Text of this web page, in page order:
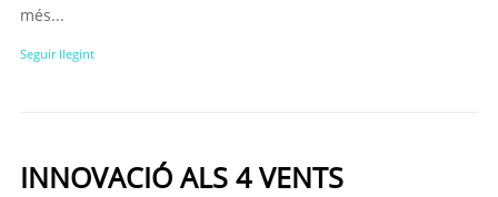
més...
Seguir llegint
INNOVACIÓ ALS 4 VENTS